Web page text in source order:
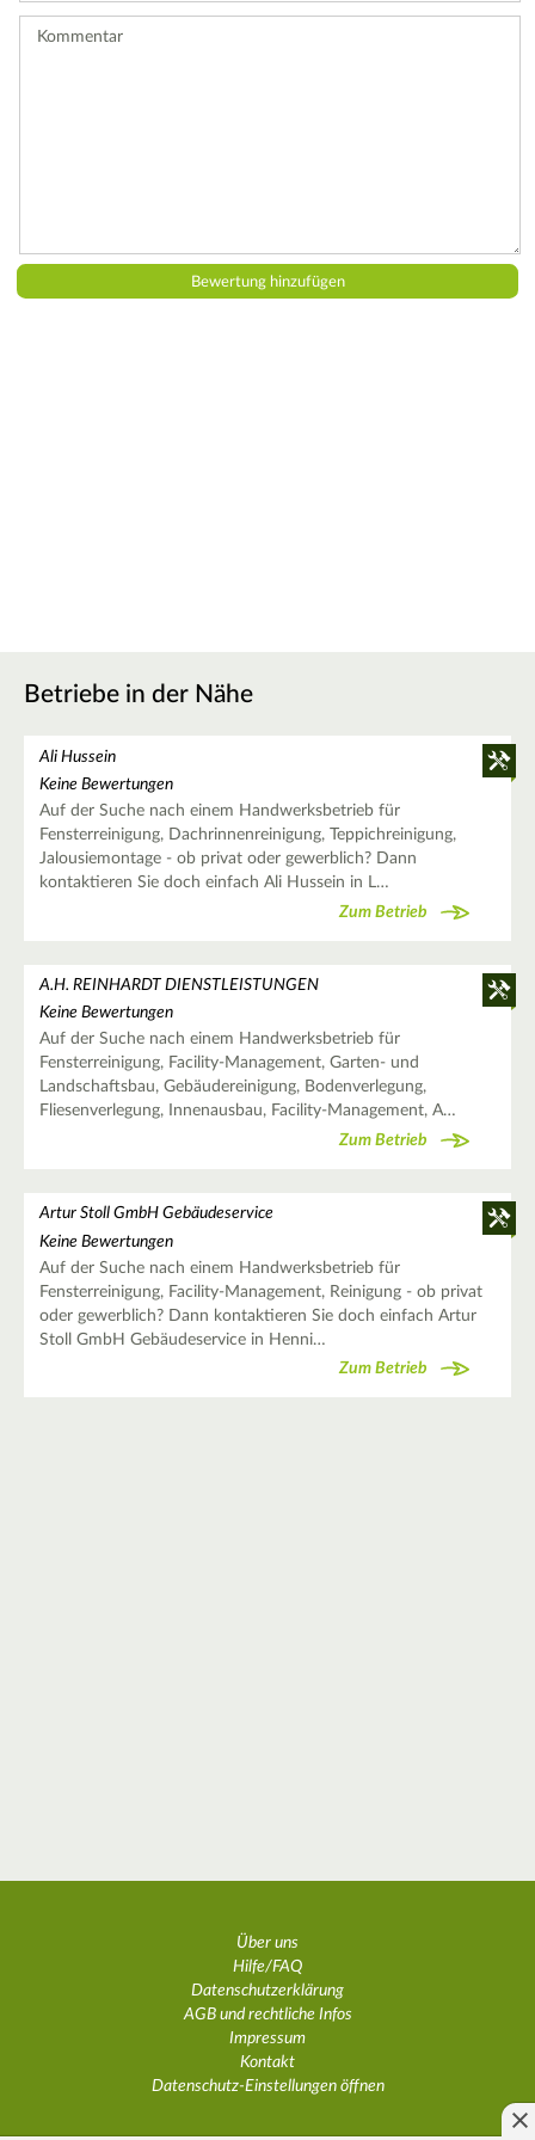
Betriebe in der Nähe
Ali Hussein
Keine Bewertungen
Auf der Suche nach einem Handwerksbetrieb für
Fensterreinigung, Dachrinnenreinigung, Teppichreinigung,
Jalousiemontage - ob privat oder gewerblich? Dann
kontaktieren Sie doch einfach Ali Hussein in L…
Zum Betrieb
A.H. REINHARDT DIENSTLEISTUNGEN
Keine Bewertungen
Auf der Suche nach einem Handwerksbetrieb für
Fensterreinigung, Facility-Management, Garten- und
Landschaftsbau, Gebäudereinigung, Bodenverlegung,
Fliesenverlegung, Innenausbau, Facility-Management, A…
Zum Betrieb
Artur Stoll GmbH Gebäudeservice
Keine Bewertungen
Auf der Suche nach einem Handwerksbetrieb für
Fensterreinigung, Facility-Management, Reinigung - ob privat
oder gewerblich? Dann kontaktieren Sie doch einfach Artur
Stoll GmbH Gebäudeservice in Henni…
Zum Betrieb
Über uns
Hilfe/FAQ
Datenschutzerklärung
AGB und rechtliche Infos
Impressum
Kontakt
Datenschutz-Einstellungen öffnen